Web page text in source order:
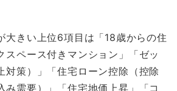
大きい上位6項目は「18歳からの住
スペース付きマンション」「ゼッ
対策）」「住宅ローン控除（控除
み需要）」「住宅地価上昇」「コ